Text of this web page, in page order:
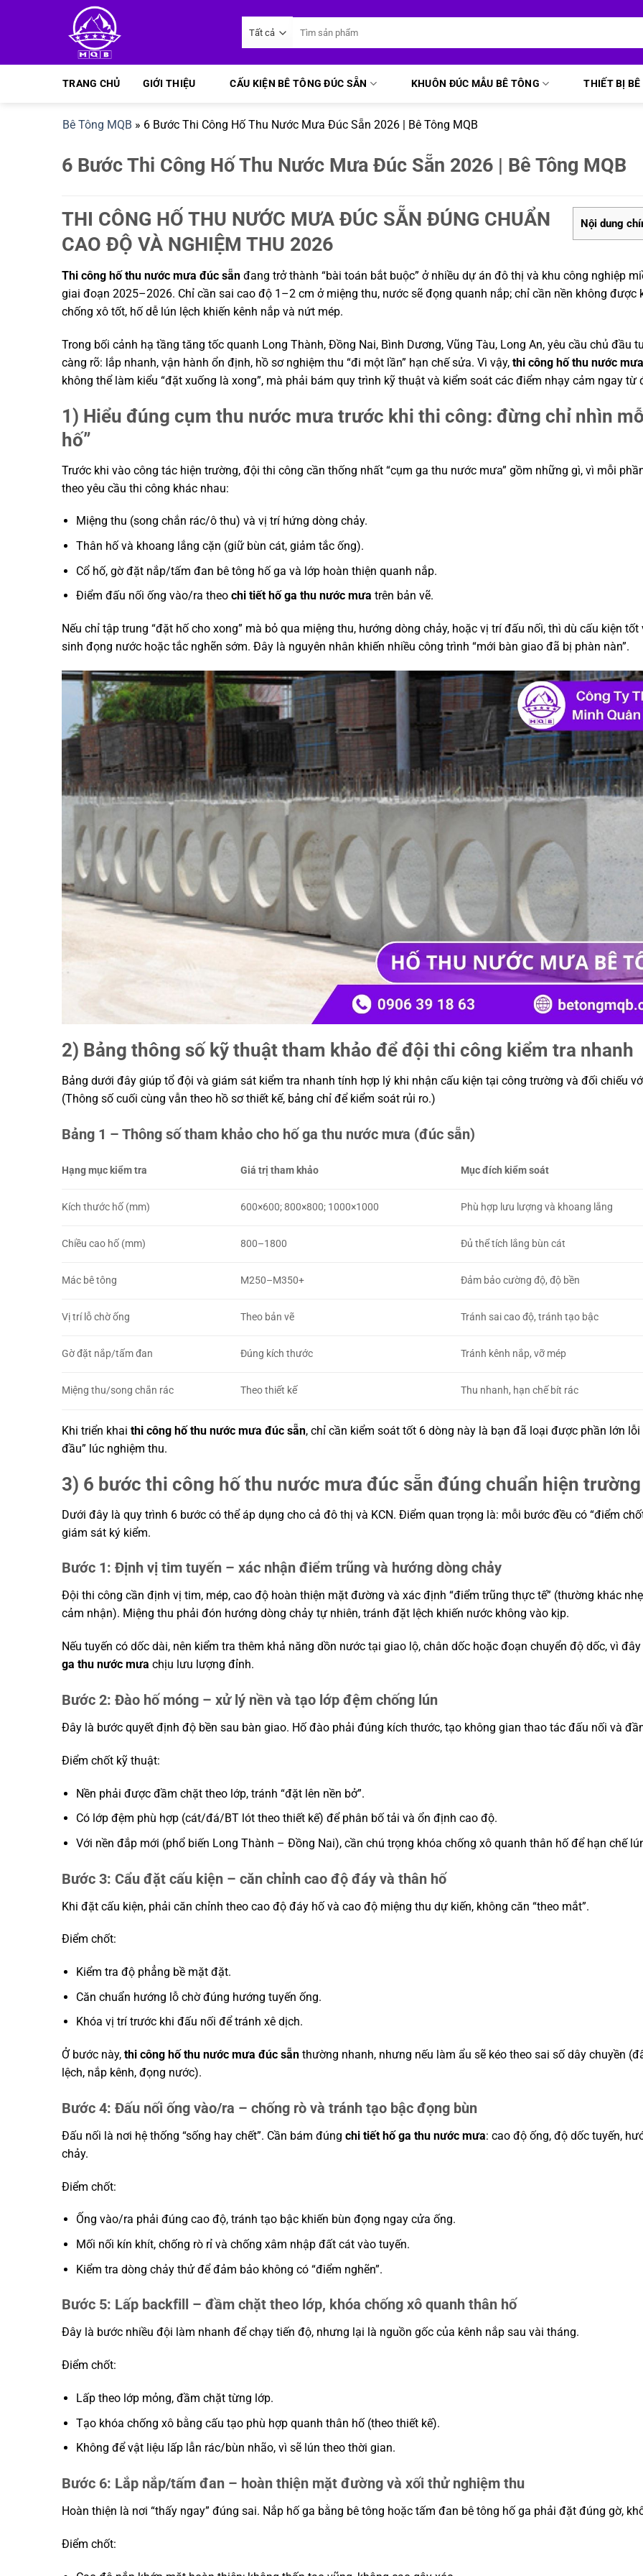
dung
kiếm:
TRANG CHỦ GIỚI THIỆU CẤU KIỆN BÊ TÔNG ĐÚC SẴN KHUÔN ĐÚC MẪU BÊ TÔNG THIẾT BỊ BÊ
Bê Tông MQB » 6 Bước Thi Công Hố Thu Nước Mưa Đúc Sẵn 2026 | Bê Tông MQB
6 Bước Thi Công Hố Thu Nước Mưa Đúc Sẵn 2026 | Bê Tông MQB
Nội dung
THI CÔNG HỐ THU NƯỚC MƯA ĐÚC SẴN ĐÚNG CHUẨN
CAO ĐỘ VÀ NGHIỆM THU 2026
Thi công hố thu nước mưa đúc sẵnđang trở thành “bài toán bắt buộc” ở nhiều dự án đô thị và khu công nghiệp
giai đoạn 2025–2026. Chỉ cần sai cao độ 1–2 cm ở miệng thu, nước sẽ đọng quanh nắp; chỉ cần nền không được
chống xô tốt, hố dễ lún lệch khiến kênh nắp và nứt mép.
Trong bối cảnh hạ tầng tăng tốc quanh Long Thành, Đồng Nai, Bình Dương, Vũng Tàu, Long An, yêu cầu chủ đầu
càng rõ: lắp nhanh, vận hành ổn định, hồ sơ nghiệm thu “đi một lần” hạn chế sửa. Vì vậy, thi công hố thu nước
không thể làm kiểu “đặt xuống là xong”, mà phải bám quy trình kỹ thuật và kiểm soát các điểm nhạy cảm ngay từ
1) Hiểu đúng cụm thu nước mưa trước khi thi công: đừng chỉ nhìn
hố”
Trước khi vào công tác hiện trường, đội thi công cần thống nhất “cụm ga thu nước mưa” gồm những gì, vì mỗi
theo yêu cầu thi công khác nhau:
Miệng thu (song chắn rác/ô thu) và vị trí hứng dòng chảy.
Thân hố và khoang lắng cặn (giữ bùn cát, giảm tắc ống).
Cổ hố, gờ đặt nắp/tấm đan bê tông hố ga và lớp hoàn thiện quanh nắp.
Điểm đấu nối ống vào/ra theochi tiết hố ga thu nước mưa trên bản vẽ.
Nếu chỉ tập trung “đặt hố cho xong” mà bỏ qua miệng thu, hướng dòng chảy, hoặc vị trí đấu nối, thì dù cấu kiện tốt
sinh đọng nước hoặc tắc nghẽn sớm. Đây là nguyên nhân khiến nhiều công trình “mới bàn giao đã bị phàn nàn”.
2) Bảng thông số kỹ thuật tham khảo để đội thi công kiểm tra nhanh
Bảng dưới đây giúp tổ đội và giám sát kiểm tra nhanh tính hợp lý khi nhận cấu kiện tại công trường và đối chiếu
(Thông số cuối cùng vẫn theo hồ sơ thiết kế, bảng chỉ để kiểm soát rủi ro.)
Bảng 1 – Thông số tham khảo cho hố ga thu nước mưa (đúc sẵn)
Hạng mục kiểm tra Giá trị tham khảo Mục đích kiểm soát
Kích thước hố (mm) 600×600; 800×800; 1000×1000 Phù hợp lưu lượng và khoang lắng
Chiều cao hố (mm) 800–1800 Đủ thể tích lắng bùn cát
Mác bê tông M250–M350+ Đảm bảo cường độ, độ bền
Vị trí lỗ chờ ống Theo bản vẽ Tránh sai cao độ, tránh tạo bậc
Gờ đặt nắp/tấm đan Đúng kích thước Tránh kênh nắp, vỡ mép
Miệng thu/song chắn rác Theo thiết kế Thu nhanh, hạn chế bít rác
Khi triển khai thi công hố thu nước mưa đúc sẵn, chỉ cần kiểm soát tốt 6 dòng này là bạn đã loại được phần lớn lỗi
đầu” lúc nghiệm thu.
3) 6 bước thi công hố thu nước mưa đúc sẵn đúng chuẩn hiện
Dưới đây là quy trình 6 bước có thể áp dụng cho cả đô thị và KCN. Điểm quan trọng là: mỗi bước đều có “điểm
giám sát ký kiểm.
Bước 1: Định vị tim tuyến – xác nhận điểm trũng và hướng dòng chảy
Đội thi công cần định vị tim, mép, cao độ hoàn thiện mặt đường và xác định “điểm trũng thực tế” (thường khác
cảm nhận). Miệng thu phải đón hướng dòng chảy tự nhiên, tránh đặt lệch khiến nước không vào kịp.
Nếu tuyến có dốc dài, nên kiểm tra thêm khả năng dồn nước tại giao lộ, chân dốc hoặc đoạn chuyển độ dốc, vì
ga thu nước mưa chịu lưu lượng đỉnh.
Bước 2: Đào hố móng – xử lý nền và tạo lớp đệm chống lún
Đây là bước quyết định độ bền sau bàn giao. Hố đào phải đúng kích thước, tạo không gian thao tác đấu nối và
Điểm chốt kỹ thuật:
Nền phải được đầm chặt theo lớp, tránh “đặt lên nền bở”.
Có lớp đệm phù hợp (cát/đá/BT lót theo thiết kế) để phân bố tải và ổn định cao độ.
Với nền đắp mới (phổ biến Long Thành – Đồng Nai), cần chú trọng khóa chống xô quanh thân hố để hạn chế
Bước 3: Cẩu đặt cấu kiện – căn chỉnh cao độ đáy và thân hố
Khi đặt cấu kiện, phải căn chỉnh theo cao độ đáy hố và cao độ miệng thu dự kiến, không căn “theo mắt”.
Điểm chốt:
Kiểm tra độ phẳng bề mặt đặt.
Căn chuẩn hướng lỗ chờ đúng hướng tuyến ống.
Khóa vị trí trước khi đấu nối để tránh xê dịch.
Ở bước này, thi công hố thu nước mưa đúc sẵnthường nhanh, nhưng nếu làm ẩu sẽ kéo theo sai số dây chuyền
lệch, nắp kênh, đọng nước).
Bước 4: Đấu nối ống vào/ra – chống rò và tránh tạo bậc đọng bùn
Đấu nối là nơi hệ thống “sống hay chết”. Cần bám đúng chi tiết hố ga thu nước mưa: cao độ ống, độ dốc tuyến,
chảy.
Điểm chốt:
Ống vào/ra phải đúng cao độ, tránh tạo bậc khiến bùn đọng ngay cửa ống.
Mối nối kín khít, chống rò rỉ và chống xâm nhập đất cát vào tuyến.
Kiểm tra dòng chảy thử để đảm bảo không có “điểm nghẽn”.
Bước 5: Lấp backfill – đầm chặt theo lớp, khóa chống xô quanh thân hố
Đây là bước nhiều đội làm nhanh để chạy tiến độ, nhưng lại là nguồn gốc của kênh nắp sau vài tháng.
Điểm chốt:
Lấp theo lớp mỏng, đầm chặt từng lớp.
Tạo khóa chống xô bằng cấu tạo phù hợp quanh thân hố (theo thiết kế).
Không để vật liệu lấp lẫn rác/bùn nhão, vì sẽ lún theo thời gian.
Bước 6: Lắp nắp/tấm đan – hoàn thiện mặt đường và xối thử nghiệm thu
Hoàn thiện là nơi “thấy ngay” đúng sai. Nắp hố ga bằng bê tông hoặc tấm đan bê tông hố ga phải đặt đúng gờ,
Điểm chốt: